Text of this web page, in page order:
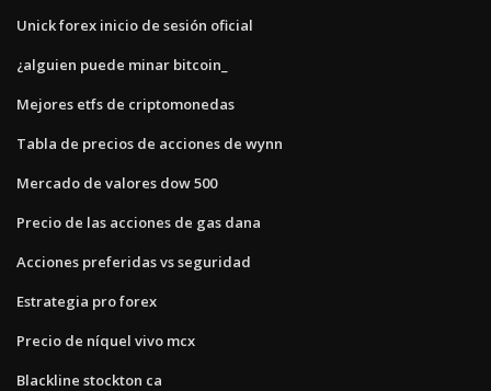
Unick forex inicio de sesión oficial
¿alguien puede minar bitcoin_
Mejores etfs de criptomonedas
Tabla de precios de acciones de wynn
Mercado de valores dow 500
Precio de las acciones de gas dana
Acciones preferidas vs seguridad
Estrategia pro forex
Precio de níquel vivo mcx
Blackline stockton ca